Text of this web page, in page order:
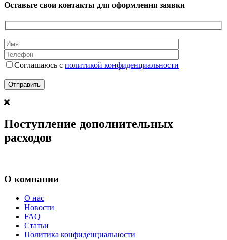
Оставьте свои контакты для оформления заявки
Соглашаюсь с политикой конфиденциальности
Поступление дополнительных
расходов
О компании
О нас
Новости
FAQ
Статьи
Политика конфиденциальности